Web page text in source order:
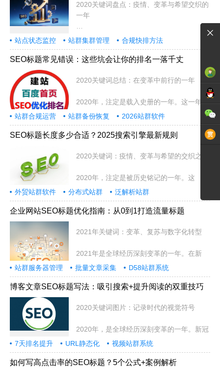
2020关键词盘点：疫情、变革与希望交织的
一年
2020年注定是载入史册的一年。这
站点状态监控 站群集群管理 合规快排方法
SEO标题常见错误：这些坑会让你的排名一落千丈
2020关键词总结：在变革中前行的一年
2020年，注定是载入史册的一年。这一年，
站群合规运营
站群备份恢复 2026站群软件
SEO标题长度多少合适？2025搜索引擎最新规则
2020关键词：疫情、变革与希望的交织之年
2020年，注定是被历史铭记的一年。这
外贸站群软件
分布式站群 泛解析站群
企业网站SEO标题优化指南：从0到1打造流量标题
2021年关键词：变革、复苏与数字化转型
2021年是全球经历深刻变革的一年。在新
站群服务器管理
批量文章采集 D58站群系统
博客文章SEO标题写法：吸引搜索+提升阅读的双重技巧
2020关键词图片：记录时代的视觉符号
2020年，是全球经历深刻变革的一年。新冠
7天排名提升
URL静态化 视频站群系统
如何写高点击率的SEO标题？5个公式+案例解析